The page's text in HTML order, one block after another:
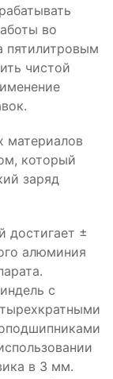
во
пятилитровым
чистой
материалов
который
заряд
достигает ±
алюминия
с
в 3 мм.